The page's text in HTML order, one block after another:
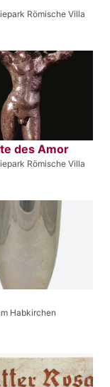
Römische Villa
des Amor
Römische Villa
Habkirchen